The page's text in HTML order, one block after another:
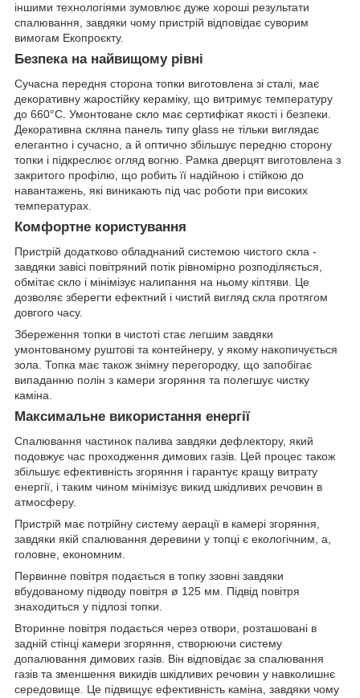
іншими технологіями зумовлює дуже хороші результати
спалювання, завдяки чому пристрій відповідає суворим
вимогам Екопроєкту.
Безпека на найвищому рівні
Сучасна передня сторона топки виготовлена зі сталі, має
декоративну жаростійку кераміку, що витримує температуру
до 660°C. Умонтоване скло має сертифікат якості і безпеки.
Декоративна скляна панель типу glass не тільки виглядає
елегантно і сучасно, а й оптично збільшує передню сторону
топки і підкреслює огляд вогню. Рамка дверцят виготовлена з
закритого профілю, що робить її надійною і стійкою до
навантажень, які виникають під час роботи при високих
температурах.
Комфортне користування
Пристрій додатково обладнаний системою чистого скла -
завдяки завісі повітряний потік рівномірно розподіляється,
обмітає скло і мінімізує налипання на ньому кіптяви. Це
дозволяє зберегти ефектний і чистий вигляд скла протягом
довгого часу.
Збереження топки в чистоті стає легшим завдяки
умонтованому руштові та контейнеру, у якому накопичується
зола. Топка має також знімну перегородку, що запобігає
випаданню полін з камери згоряння та полегшує чистку
каміна.
Максимальне використання енергії
Спалювання частинок палива завдяки дефлектору, який
подовжує час проходження димових газів. Цей процес також
збільшує ефективність згоряння і гарантує кращу витрату
енергії, і таким чином мінімізує викид шкідливих речовин в
атмосферу.
Пристрій має потрійну систему аерації в камері згоряння,
завдяки якій спалювання деревини у топці є екологічним, а,
головне, економним.
Первинне повітря подається в топку ззовні завдяки
вбудованому підводу повітря ø 125 мм. Підвід повітря
знаходиться у підлозі топки.
Вторинне повітря подається через отвори, розташовані в
задній стінці камери згоряння, створюючи систему
допалювання димових газів. Він відповідає за спалювання
газів та зменшення викидів шкідливих речовин у навколишнє
середовище. Це підвищує ефективність каміна, завдяки чому